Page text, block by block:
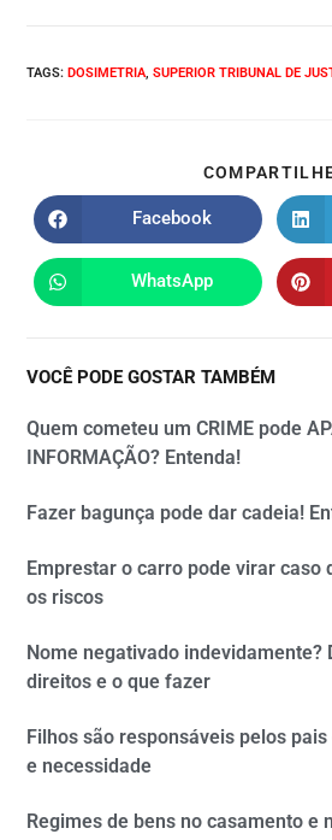
TAGS:DOSIMETRIA, SUPERIOR TRIBUNAL DE
Facebook
WhatsApp
VOCÊ PODE GOSTAR TAMBÉM
Quem cometeu um CRIME pode
INFORMAÇÃO? Entenda!
Fazer bagunça pode dar cadeia!
Emprestar o carro pode virar caso
os riscos
Nome negativado indevidamente?
direitos e o que fazer
Filhos são responsáveis pelos
e necessidade
Regimes de bens no casamento e